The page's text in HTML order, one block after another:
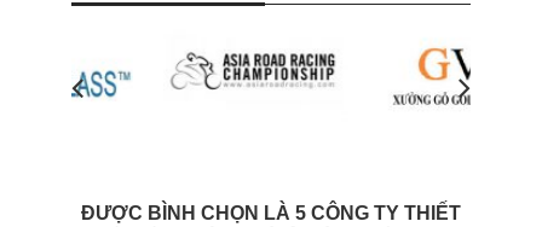
ĐƯỢC BÌNH CHỌN LÀ 5 CÔNG TY THIẾT